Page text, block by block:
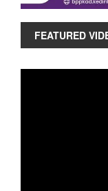
FEATURED